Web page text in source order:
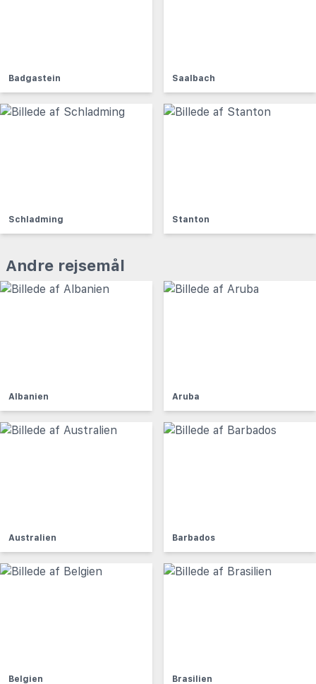
Badgastein Saalbach
Schladming Stanton
Andre rejsemål
Albanien Aruba
Australien Barbados
Belgien Brasilien